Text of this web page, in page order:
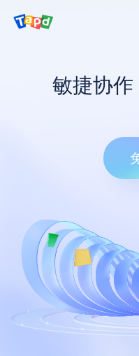
敏捷协
服务与支持
新闻资讯